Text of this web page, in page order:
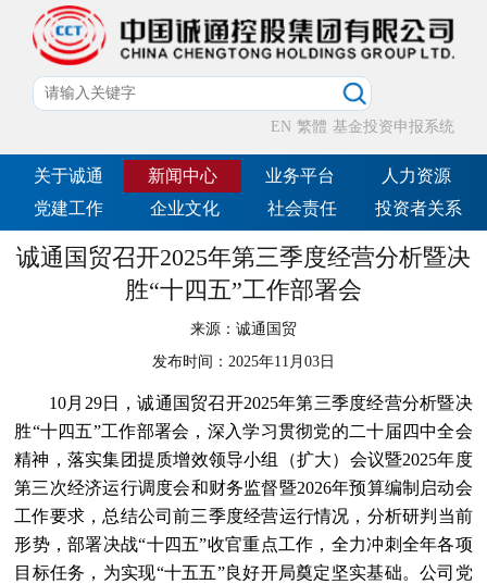
EN 繁體 基金投资申报系统
关于诚通 新闻中心 业务平台
人力资源
党建工作
企业文化 社会责任 投资者关系
诚通国贸召开2025年第三季度经营分析暨决
胜“十四五”工作部署会
来源： 诚通国贸
发布时间： 2025年11月03日
10月29日，诚通国贸召开2025年第三季度经营分析暨决
胜“十四五”工作部署会，深入学习贯彻党的二十届四中全会
精神，落实集团提质增效领导小组（扩大）会议暨2025年度
第三次经济运行调度会和财务监督暨2026年预算编制启动会
工作要求，总结公司前三季度经营运行情况，分析研判当前
形势，部署决战“十四五”收官重点工作，全力冲刺全年各项
目标任务，为实现“十五五”良好开局奠定坚实基础。公司党